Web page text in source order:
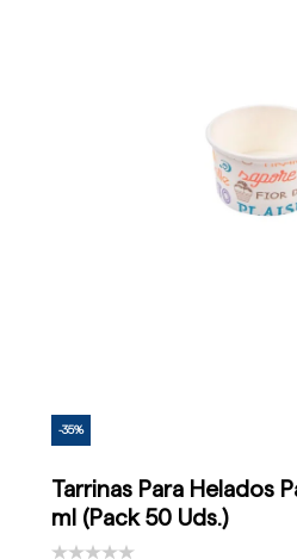
-35%
Tarrinas Para Helados
ml (Pack 50 Uds.)